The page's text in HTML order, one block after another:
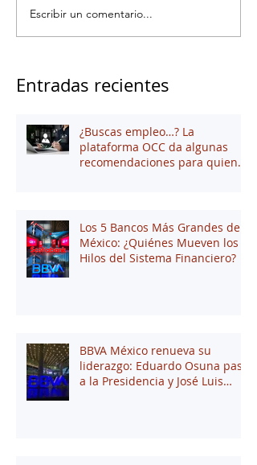
Escribir un comentario...
Entradas recientes
¿Buscas empleo…? La
plataforma OCC da algunas
recomendaciones para quienes
Los 5 Bancos Más Grandes de
México: ¿Quiénes Mueven los
Hilos del Sistema Financiero?
BBVA México renueva su
liderazgo: Eduardo Osuna pasa
a la Presidencia y José Luis